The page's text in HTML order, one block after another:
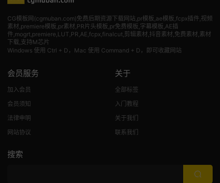
CG模板网(cgmuban.com)免费后期资源下载网站,pr模板,ae模板,fcpx插件,视频
素材,premiere模板,pr素材,PR片头模板,pr免费模板,字幕模板,AE插
件,mogrt,premiere,LUT,PR,AE,fcpx,finalcut,剪辑素材,抖音素材,免费素材,素材
下载,支持M芯片
Windows 使用 Ctrl + D，Mac 使用 Command + D，即可收藏网站
会员服务
加入会员
会员须知
法律申明
网站协议
关于
全部标签
入门教程
关于我们
联系我们
搜索